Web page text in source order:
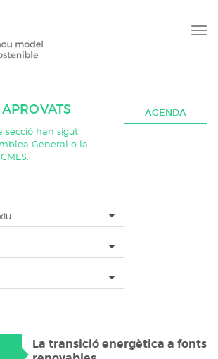
secció han sigut
General o la
AGENDA
La transició energètica a fonts